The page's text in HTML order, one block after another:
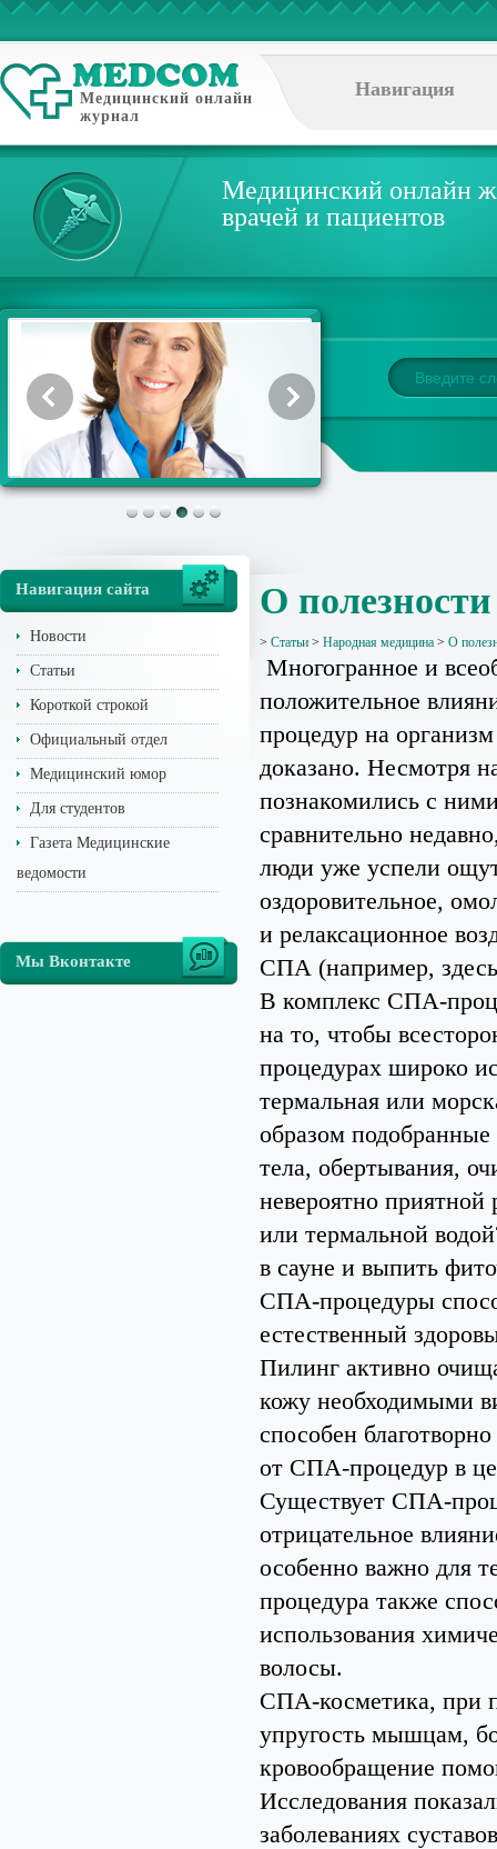
Медицинский онлайн
журнал
Навигация
Медицинский онлайн
врачей и пациентов
Навигация сайта
Новости
Статьи
Короткой строкой
Официальный отдел
Медицинский юмор
Для студентов
Газета Медицинские
ведомости
Мы Вконтакте
О
> Статьи > Народная медицина > О
Многогранное и
положительное
процедур на
доказано. Несмотря
познакомились с
сравнительно
люди уже успели
оздоровительное,
и релаксационное
СПА (например,
В комплекс СПА-
на то, чтобы
процедурах широко
термальная или
образом
тела, обертывания,
невероятно
или термальной
в сауне и выпить
СПА-процедуры
естественный
Пилинг активно
кожу необходимыми
способен
от СПА-процедур в
Существует СПА-
отрицательное
особенно важно для
процедура также
использования
волосы.
СПА-косметика, при
упругость мышцам,
кровообращение
Исследования
заболеваниях